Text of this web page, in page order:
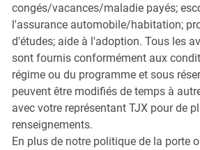
congés/vacances/maladie payés;
l'assurance automobile/habitation;
d'études; aide à l'adoption. Tous les
sont fournis conformément aux
régime ou du programme et sous
peuvent être modifiés de temps à
avec votre représentant TJX pour de
renseignements.
En plus de notre politique de la porte